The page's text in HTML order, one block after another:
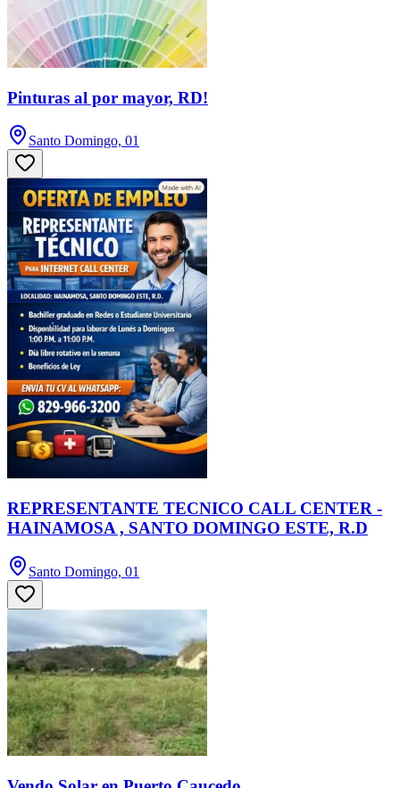
Pinturas al por mayor, RD!
Santo Domingo, 01
REPRESENTANTE TECNICO CALL CENTER -
HAINAMOSA , SANTO DOMINGO ESTE, R.D
Santo Domingo, 01